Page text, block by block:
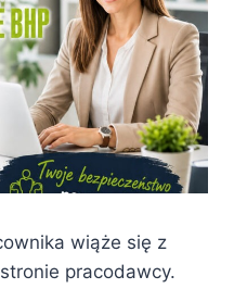
wiąże się z
pracodawcy.